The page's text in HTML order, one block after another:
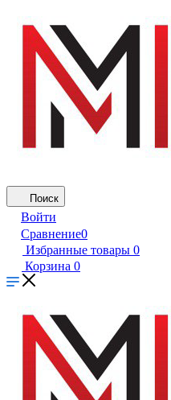
Поиск
Войти
Сравнение0
Избранные товары 0
Корзина 0